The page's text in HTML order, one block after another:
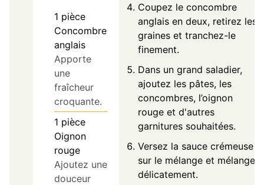
1 pièce
Concombre
anglais
Apporte
une
fraîcheur
croquante.
1 pièce
Oignon
rouge
Ajoutez une
douceur
Coupez le concombre
anglais en deux, retirez les
graines et tranchez-le
finement.
Dans un grand saladier,
ajoutez les pâtes, les
concombres, l’oignon
rouge et d'autres
garnitures souhaitées.
Versez la sauce crémeuse
sur le mélange et mélangez
délicatement.